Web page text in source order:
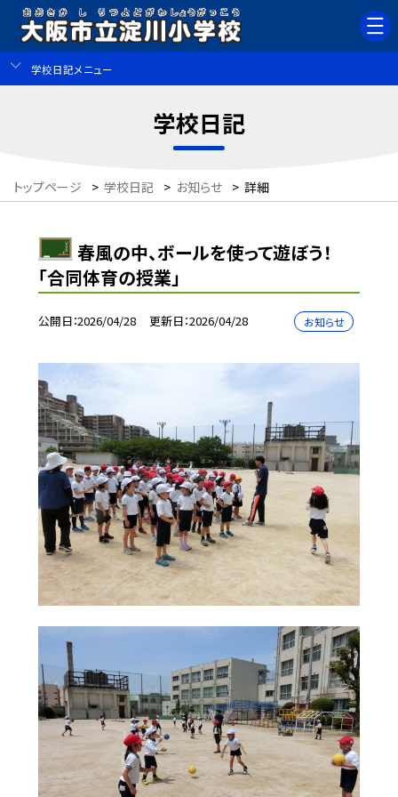
学校日記メニュー
学校日記
トップページ > 学校日記 > お知らせ > 詳細
春風の中、ボールを使って遊ぼう！
「合同体育の授業」
公開日 2026/04/28 更新日 2026/04/28 お知らせ